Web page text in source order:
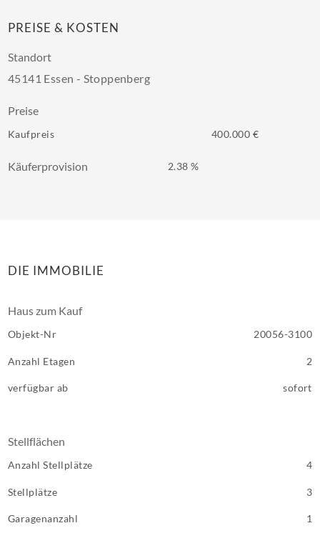
PREISE & KOSTEN
Standort
45141 Essen - Stoppenberg
Preise
Kaufpreis 400.000 €
Käuferprovision 2.38 %
DIE IMMOBILIE
Haus zum Kauf
Objekt-Nr 20056-3100
Anzahl Etagen 2
verfügbar ab sofort
Stellflächen
Anzahl Stellplätze 4
Stellplätze 3
Garagenanzahl 1